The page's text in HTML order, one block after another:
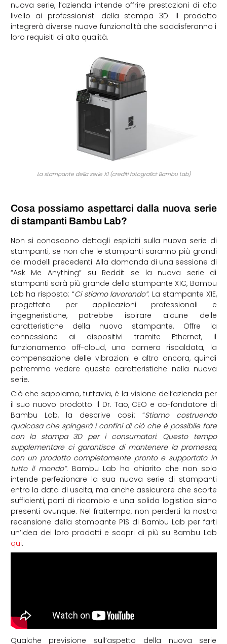
nuova serie, l’azienda intende offrire prestazioni di alto
livello ai professionisti della stampa 3D. Il prodotto
integrerà diverse nuove funzionalità che soddisferanno i
loro requisiti di alta qualità.
La stampante della serie X1 (crediti fotografici: Bambu Lab)
Cosa possiamo aspettarci dalla nuova serie
di stampanti Bambu Lab?
Non si conoscono dettagli espliciti sulla nuova serie di
stampanti, se non che le stampanti saranno più grandi
dei modelli precedenti. Alla domanda di una sessione di
“Ask Me Anything” su Reddit se la nuova serie di
stampanti sarà più grande della stampante X1C, Bambu
Lab ha risposto: “Ci stiamo lavorando”. La stampante X1E,
progettata per applicazioni professionali e
ingegneristiche, potrebbe ispirare alcune delle
caratteristiche della nuova stampante. Offre la
connessione ai dispositivi tramite Ethernet, il
funzionamento off-cloud, una camera riscaldata, la
compensazione delle vibrazioni e altro ancora, quindi
potremmo vedere queste caratteristiche nella nuova
serie.
Ciò che sappiamo, tuttavia, è la visione dell’azienda per
il suo nuovo prodotto. Il Dr. Tao, CEO e co-fondatore di
Bambu Lab, la descrive così: “Stiamo costruendo
qualcosa che spingerà i confini di ciò che è possibile fare
con la stampa 3D per i consumatori. Questo tempo
supplementare ci garantisce di mantenere la promessa,
con un prodotto completamente pronto e supportato in
tutto il mondo”. Bambu Lab ha chiarito che non solo
intende perfezionare la sua nuova serie di stampanti
entro la data di uscita, ma anche assicurare che scorte
sufficienti, parti di ricambio e una solida logistica siano
presenti ovunque. Nel frattempo, non perderti la nostra
recensione della stampante P1S di Bambu Lab per farti
un’idea dei loro prodotti e scopri di più su Bambu Lab
qui.
Qualche previsione sull’aspetto della nuova serie